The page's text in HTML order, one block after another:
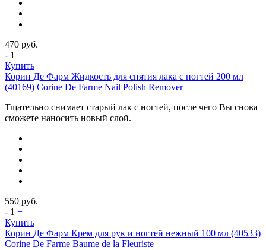
470 руб.
- 1 +
Купить
Корин Де Фарм Жидкость для снятия лака с ногтей 200 мл
(40169) Corine De Farme Nail Polish Remover
Тщательно снимает старый лак с ногтей, после чего Вы снова
сможете наносить новый слой.
550 руб.
- 1 +
Купить
Корин Де Фарм Крем для рук и ногтей нежный 100 мл (40533)
Corine De Farme Baume de la Fleuriste